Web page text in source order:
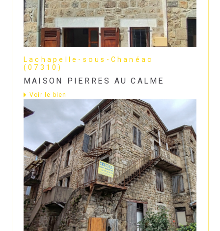
Lachapelle-sous-Chanéac
(07310)
MAISON PIERRES AU CALME
Voir le bien